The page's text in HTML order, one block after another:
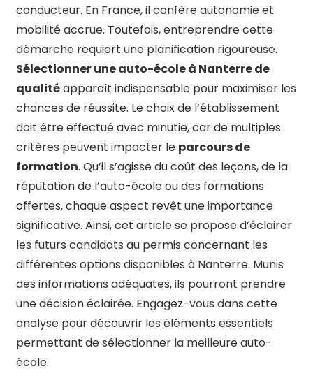
conducteur. En France, il confère autonomie et
mobilité accrue. Toutefois, entreprendre cette
démarche requiert une planification rigoureuse.
Sélectionner une auto-école à Nanterre de
qualitéapparaît indispensable pour maximiser les
chances de réussite. Le choix de l’établissement
doit être effectué avec minutie, car de multiples
critères peuvent impacter le parcours de
formation. Qu’il s’agisse du coût des leçons, de la
réputation de l’auto-école ou des formations
offertes, chaque aspect revêt une importance
significative. Ainsi, cet article se propose d’éclairer
les futurs candidats au permis concernant les
différentes options disponibles à Nanterre. Munis
des informations adéquates, ils pourront prendre
une décision éclairée. Engagez-vous dans cette
analyse pour découvrir les éléments essentiels
permettant de sélectionner la meilleure auto-
école.